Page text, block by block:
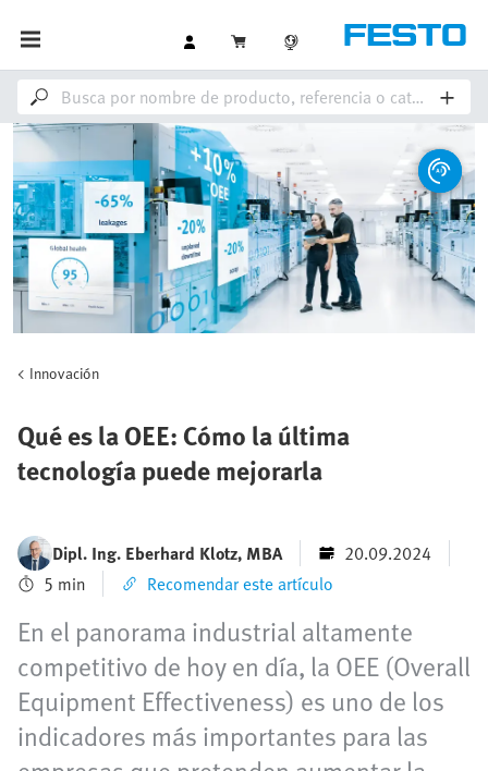
Innovación
Qué es la OEE: Cómo la última
tecnología puede mejorarla
Dipl. Ing. Eberhard Klotz, MBA
20.09.2024
5 min
Recomendar este artículo
En el panorama industrial altamente
competitivo de hoy en día, la OEE (Overall
Equipment Effectiveness) es uno de los
indicadores más importantes para las